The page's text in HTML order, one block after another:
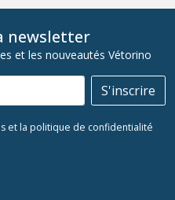
newsletter
et les nouveautés Vétorino
S'inscrire
et la politique de confidentialité